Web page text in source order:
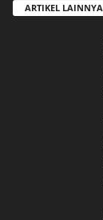
ARTIKEL LAINNYA